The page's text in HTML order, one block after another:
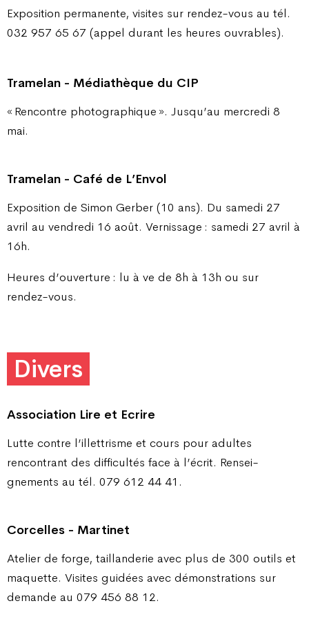
Exposition permanente, visites sur rendez-vous au tél.
032 957 65 67 (appel durant les heures ouvrables).
Tramelan - Médiathèque du CIP
« Rencontre photographique ». Jusqu’au mercredi 8
mai.
Tramelan - Café de L’Envol
Exposition de Simon Gerber (10 ans). Du samedi 27
avril au vendredi 16 août. Vernissage : samedi 27 avril à
16h.
Heures d’ouverture : lu à ve de 8h à 13h ou sur
rendez-vous.
Divers
Association Lire et Ecrire
Lutte contre l’illettrisme et cours pour adultes
rencontrant des difficultés face à l’écrit. Rensei­
gnements au tél. 079 612 44 41.
Corcelles - Martinet
Atelier de forge, taillanderie avec plus de 300 outils et
maquette. Visites guidées avec démonstrations sur
demande au 079 456 88 12.